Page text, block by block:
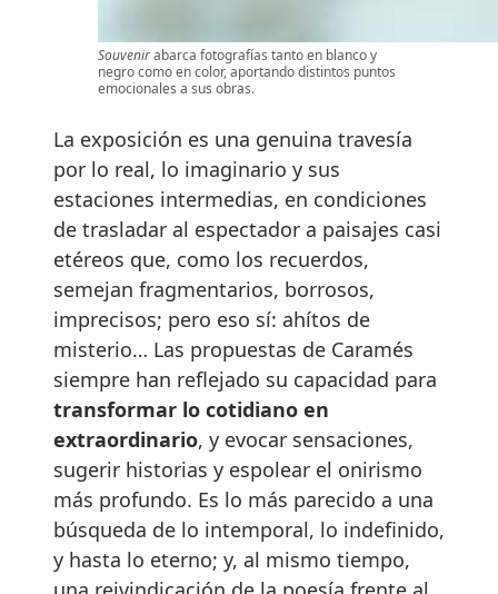
Souvenirabarca fotografías tanto en blanco y
negro como en color, aportando distintos puntos
emocionales a sus obras.
La exposición es una genuina travesía
por lo real, lo imaginario y sus
estaciones intermedias, en condiciones
de trasladar al espectador a paisajes casi
etéreos que, como los recuerdos,
semejan fragmentarios, borrosos,
imprecisos; pero eso sí: ahítos de
misterio… Las propuestas de Caramés
siempre han reflejado su capacidad para
transformar lo cotidiano en
extraordinario, y evocar sensaciones,
sugerir historias y espolear el onirismo
más profundo. Es lo más parecido a una
búsqueda de lo intemporal, lo indefinido,
y hasta lo eterno; y, al mismo tiempo,